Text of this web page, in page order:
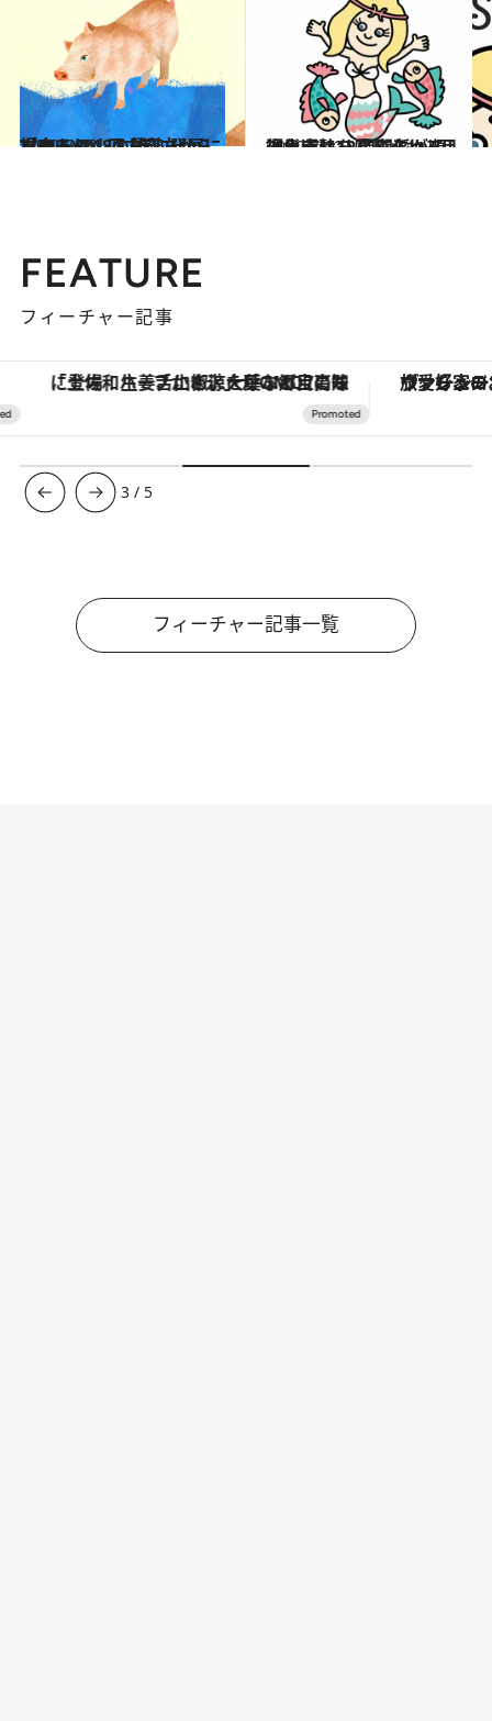
2020.7.18
［亥(いのしし)年］7/21〜8/18の運勢 発展にツキあり。四方八方から福来る
占い 2020.7.12
【魚座】12星座占い 7月後半運勢 人間関係が順調。幸せを感じられる！
占い
FEATURE
フィーチャー記事
「土佐和ハーブかき氷」がOMO7高知に登場！生姜、山椒、大葉など目にも舌にも涼を呼ぶ郷土の味 ヴァシュロン・コンスタンタ
3 / 5
フィーチャー記事一覧